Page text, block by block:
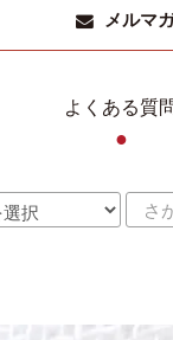
メルマ
よくある質
●